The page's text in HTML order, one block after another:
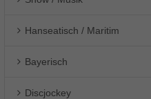
Hanseatisch / Maritim
Bayerisch
Discjockey